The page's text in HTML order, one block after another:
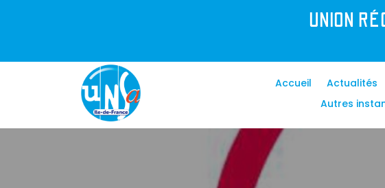
UNION RÉ
Accueil Actualités
Autres